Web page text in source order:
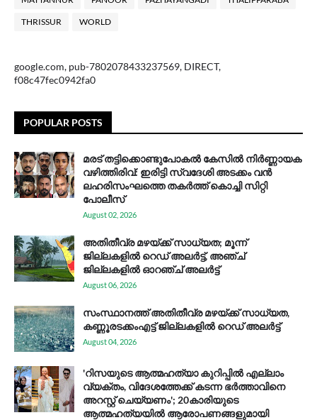
THRISSUR WORLD
google.com, pub-7802078433237569, DIRECT,
f08c47fec0942fa0
POPULAR POSTS
മരട് തട്ടിക്കൊണ്ടുപോകൽ കേസിൽ നിർണ്ണായക
വഴിത്തിരിവ്: ഇരിട്ടി സ്വദേശി അടക്കം വൻ
ലഹരിസംഘത്തെ തകർത്ത് കൊച്ചി സിറ്റി
പോലീസ്
August 02, 2026
അതിതീവ്ര മഴയ്ക്ക് സാധ്യത; മൂന്ന്
ജില്ലകളിൽ റെഡ് അലർട്ട്, അഞ്ച്
ജില്ലകളിൽ ഓറഞ്ച് അലർട്ട്
August 06, 2026
സം​സ്ഥാ​ന​ത്ത് അ​തി​തീ​വ്ര മ​ഴ​യ്ക്ക് സാ​ധ്യ​ത,
കണ്ണൂരടക്കംഎ​ട്ട് ജി​ല്ല​ക​ളി​ൽ റെ​ഡ് അ​ലർ​ട്ട്
August 04, 2026
'റിസയുടെ ആത്മഹത്യാ കുറിപ്പിൽ എല്ലാം
വ്യക്തം, വിദേശത്തേക്ക് കടന്ന ഭർത്താവിനെ
അറസ്റ്റ് ചെയ്യണം'; 20കാരിയുടെ
ആത്മഹത്യയിൽ ആരോപണങ്ങളുമായി